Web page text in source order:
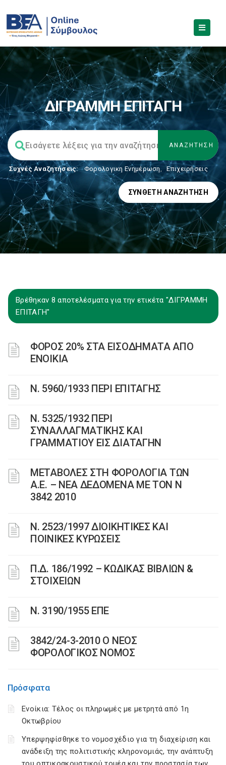
ΔΙΓΡΑΜΜΗ ΕΠΙΤΑΓΗ
Συχνές Αναζητήσεις: Φορολογικη Ενημέρωση, Επιχειρήσεις
ΣΎΝΘΕΤΗ ΑΝΑΖΉΤΗΣΗ
Βρέθηκαν 8 αποτελέσματα για την ετικέτα "ΔΙΓΡΑΜΜΗ
ΕΠΙΤΑΓΗ"
ΦΟΡΟΣ 20% ΣΤΑ ΕΙΣΟΔΗΜΑΤΑ ΑΠΟ
ΕΝΟΙΚΙΑ
Ν. 5960/1933 ΠΕΡΙ ΕΠΙΤΑΓΗΣ
Ν. 5325/1932 ΠΕΡΙ
ΣΥΝΑΛΛΑΓΜΑΤΙΚΗΣ ΚΑΙ
ΓΡΑΜΜΑΤΙΟΥ ΕΙΣ ΔΙΑΤΑΓΗΝ
ΜΕΤΑΒΟΛΕΣ ΣΤΗ ΦΟΡΟΛΟΓΙΑ ΤΩΝ
Α.Ε. – ΝΕΑ ΔΕΔΟΜΕΝΑ ME TON N
3842 2010
Ν. 2523/1997 ΔΙΟΙΚΗΤΙΚΕΣ ΚΑΙ
ΠΟΙΝΙΚΕΣ ΚΥΡΩΣΕΙΣ
Π.Δ. 186/1992 – ΚΩΔΙΚΑΣ ΒΙΒΛΙΩΝ &
ΣΤΟΙΧΕΙΩΝ
Ν. 3190/1955 ΕΠΕ
3842/24-3-2010 Ο ΝΕΟΣ
ΦΟΡΟΛΟΓΙΚΟΣ ΝΟΜΟΣ
Πρόσφατα
Ενοίκια: Τέλος οι πληρωμές με μετρητά από 1η
Οκτωβρίου
Υπερψηφίσθηκε το νομοσχέδιο για τη διαχείριση και
ανάδειξη της πολιτιστικής κληρονομιάς, την ανάπτυξη